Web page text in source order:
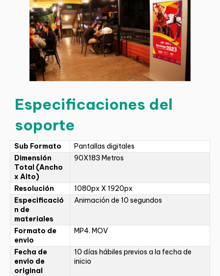
Especificaciones del
soporte
Sub Formato
Pantallas digitales
Dimensión
Total (Ancho
x Alto)
90X183 Metros
Resolución
1080px X 1920px
Especificació
n de
materiales
Animación de 10 segundos
Formato de
envio
MP4. MOV
Fecha de
envio de
original
10 días hábiles previos a la fecha de
inicio